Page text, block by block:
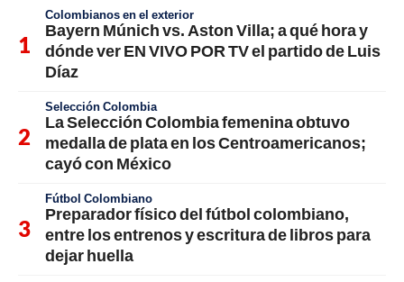
Colombianos en el exterior
Bayern Múnich vs. Aston Villa; a qué hora y
dónde ver EN VIVO POR TV el partido de Luis
Díaz
Selección Colombia
La Selección Colombia femenina obtuvo
medalla de plata en los Centroamericanos;
cayó con México
Fútbol Colombiano
Preparador físico del fútbol colombiano,
entre los entrenos y escritura de libros para
dejar huella